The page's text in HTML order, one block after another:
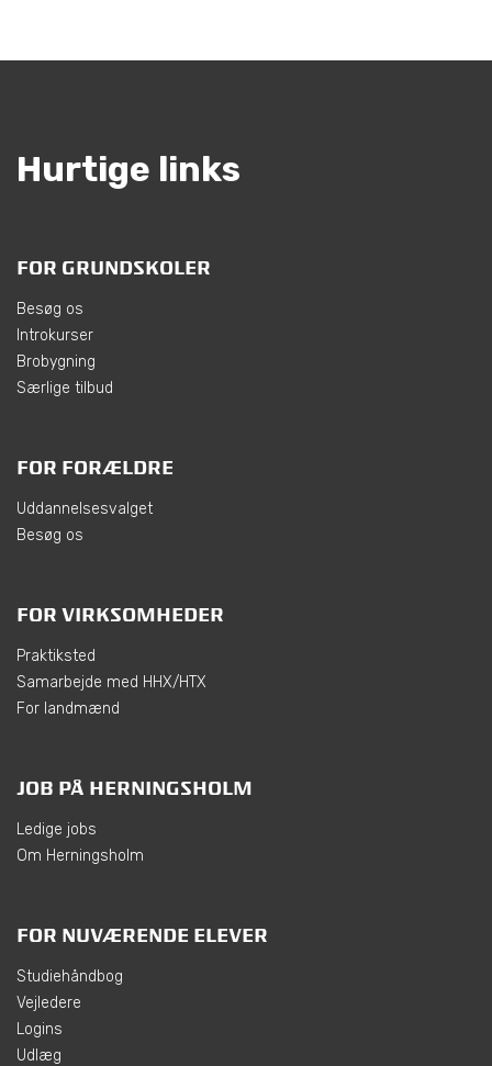
Hurtige links
FOR GRUNDSKOLER
Besøg os
Introkurser
Brobygning
Særlige tilbud
FOR FORÆLDRE
Uddannelsesvalget
Besøg os
FOR VIRKSOMHEDER
Praktiksted
Samarbejde med HHX/HTX
For landmænd
JOB PÅ HERNINGSHOLM
Ledige jobs
Om Herningsholm
FOR NUVÆRENDE ELEVER
Studiehåndbog
Vejledere
Logins
Udlæg